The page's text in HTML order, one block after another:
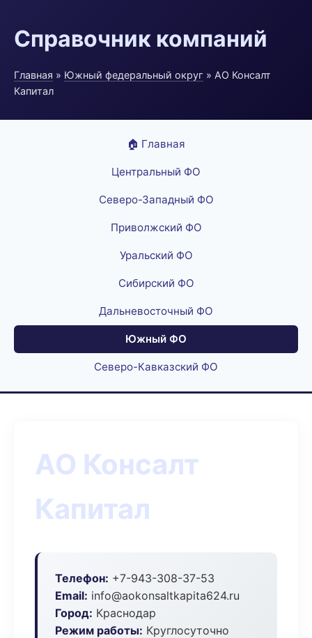
Справочник компаний
Главная » Южный федеральный округ » АО Консалт
Капитал
🏠 Главная
Центральный ФО
Северо-Западный ФО
Приволжский ФО
Уральский ФО
Сибирский ФО
Дальневосточный ФО
Южный ФО
Северо-Кавказский ФО
АО Консалт
Капитал
Телефон: +7-943-308-37-53
Email: info@aokonsaltkapita624.ru
Город: Краснодар
Режим работы: Круглосуточно